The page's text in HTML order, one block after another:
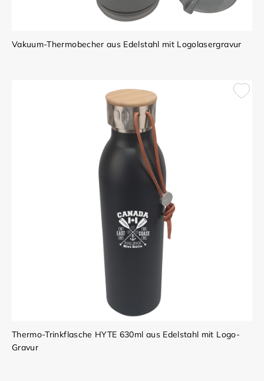
Vakuum-Thermobecher aus Edelstahl mit Logolasergravur
Thermo-Trinkflasche HYTE 630ml aus Edelstahl mit Logo-
Gravur